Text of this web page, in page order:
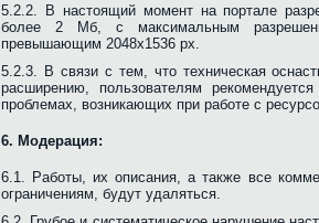
5.2.2. В настоящий момент на портале
более 2 Мб, с максимальным
превышающим 2048х1536 px.
5.2.3. В связи с тем, что техническая
расширению, пользователям
проблемах, возникающих при работе с
6. Модерация:
6.1. Работы, их описания, а также все
ограничениям, будут удаляться.